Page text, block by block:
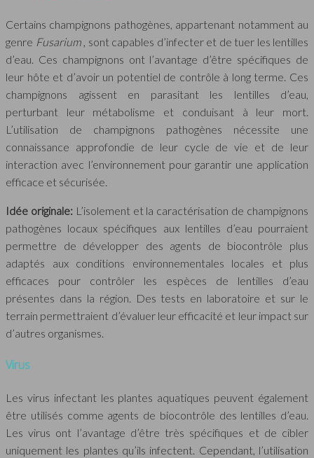
Certains champignons pathogènes, appartenant notamment au
genre Fusarium , sont capables d’infecter et de tuer les lentilles
d’eau. Ces champignons ont l’avantage d’être spécifiques de
leur hôte et d’avoir un potentiel de contrôle à long terme. Ces
champignons agissent en parasitant les lentilles d’eau,
perturbant leur métabolisme et conduisant à leur mort.
L’utilisation de champignons pathogènes nécessite une
connaissance approfondie de leur cycle de vie et de leur
interaction avec l’environnement pour garantir une application
efficace et sécurisée.
Idée originale: L’isolement et la caractérisation de champignons
pathogènes locaux spécifiques aux lentilles d’eau pourraient
permettre de développer des agents de biocontrôle plus
adaptés aux conditions environnementales locales et plus
efficaces pour contrôler les espèces de lentilles d’eau
présentes dans la région. Des tests en laboratoire et sur le
terrain permettraient d’évaluer leur efficacité et leur impact sur
d’autres organismes.
Virus
Les virus infectant les plantes aquatiques peuvent également
être utilisés comme agents de biocontrôle des lentilles d’eau.
Les virus ont l’avantage d’être très spécifiques et de cibler
uniquement les plantes qu’ils infectent. Cependant, l’utilisation